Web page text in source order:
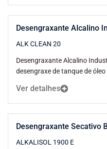
Desengraxante Alcalino
ALK CLEAN 20
Desengraxante Alcalino
desengraxe de tanque de óleo
Ver detalhes
Desengraxante Secativo
ALKALISOL 1900 E